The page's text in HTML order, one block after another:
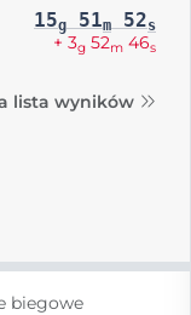
15g 51m 52s
+ 3g 52m 46s
lista wyników
biegowe